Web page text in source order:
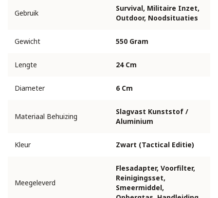
Gebruik
Survival, Militaire Inzet,
Outdoor, Noodsituaties
Gewicht 550 Gram
Lengte 24 Cm
Diameter 6 Cm
Materiaal Behuizing
Slagvast Kunststof /
Aluminium
Kleur Zwart (Tactical Editie)
Meegeleverd
Flesadapter, Voorfilter,
Reinigingsset,
Smeermiddel,